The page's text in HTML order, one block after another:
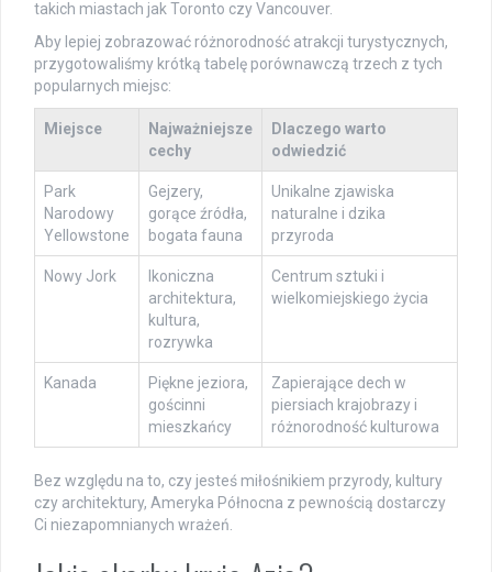
takich miastach jak Toronto czy Vancouver.
Aby lepiej zobrazować różnorodność atrakcji turystycznych,
przygotowaliśmy krótką tabelę porównawczą trzech z tych
popularnych miejsc:
Miejsce
Najważniejsze
cechy
Dlaczego warto
odwiedzić
Park
Narodowy
Yellowstone
Gejzery,
gorące źródła,
bogata fauna
Unikalne zjawiska
naturalne i dzika
przyroda
Nowy Jork
Ikoniczna
architektura,
kultura,
rozrywka
Centrum sztuki i
wielkomiejskiego życia
Kanada
Piękne jeziora,
gościnni
mieszkańcy
Zapierające dech w
piersiach krajobrazy i
różnorodność kulturowa
Bez względu na to, czy jesteś miłośnikiem przyrody, kultury
czy architektury, Ameryka Północna z pewnością dostarczy
Ci niezapomnianych wrażeń.